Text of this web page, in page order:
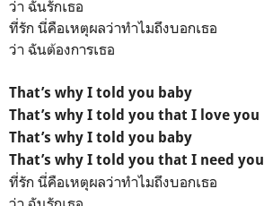
ว่า ฉันรักเธอ
ที่รัก นี่คือเหตุผลว่าทำไมถึงบอกเธอ
ว่า ฉันต้องการเธอ
That’s why I told you baby
That’s why I told you that I love you
That’s why I told you baby
That’s why I told you that I need you
ที่รัก นี่คือเหตุผลว่าทำไมถึงบอกเธอ